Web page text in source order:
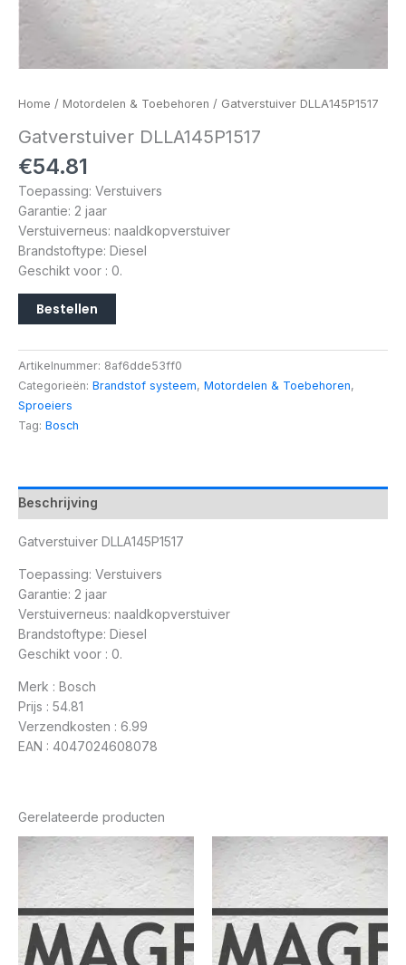
Home / Motordelen & Toebehoren / Gatverstuiver DLLA145P1517
Gatverstuiver DLLA145P1517
€54.81
Toepassing: Verstuivers
Garantie: 2 jaar
Verstuiverneus: naaldkopverstuiver
Brandstoftype: Diesel
Geschikt voor : 0.
Bestellen
Artikelnummer: 8af6dde53ff0
Categorieën: Brandstof systeem, Motordelen & Toebehoren,
Sproeiers
Tag: Bosch
Beschrijving
Gatverstuiver DLLA145P1517
Toepassing: Verstuivers
Garantie: 2 jaar
Verstuiverneus: naaldkopverstuiver
Brandstoftype: Diesel
Geschikt voor : 0.
Merk : Bosch
Prijs : 54.81
Verzendkosten : 6.99
EAN : 4047024608078
Gerelateerde producten